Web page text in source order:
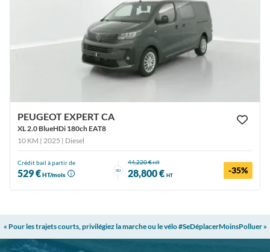
PEUGEOT EXPERT CA
XL 2.0 BlueHDi 180ch EAT8
10 KM | 2025 | Diesel
Crédit bail à partir de
529 €HT/mois
ou
44,220 €HT
28,800 € HT -35%
« Pour les trajets courts, privilégiez la marche ou le vélo #SeDéplacerMoinsPolluer »